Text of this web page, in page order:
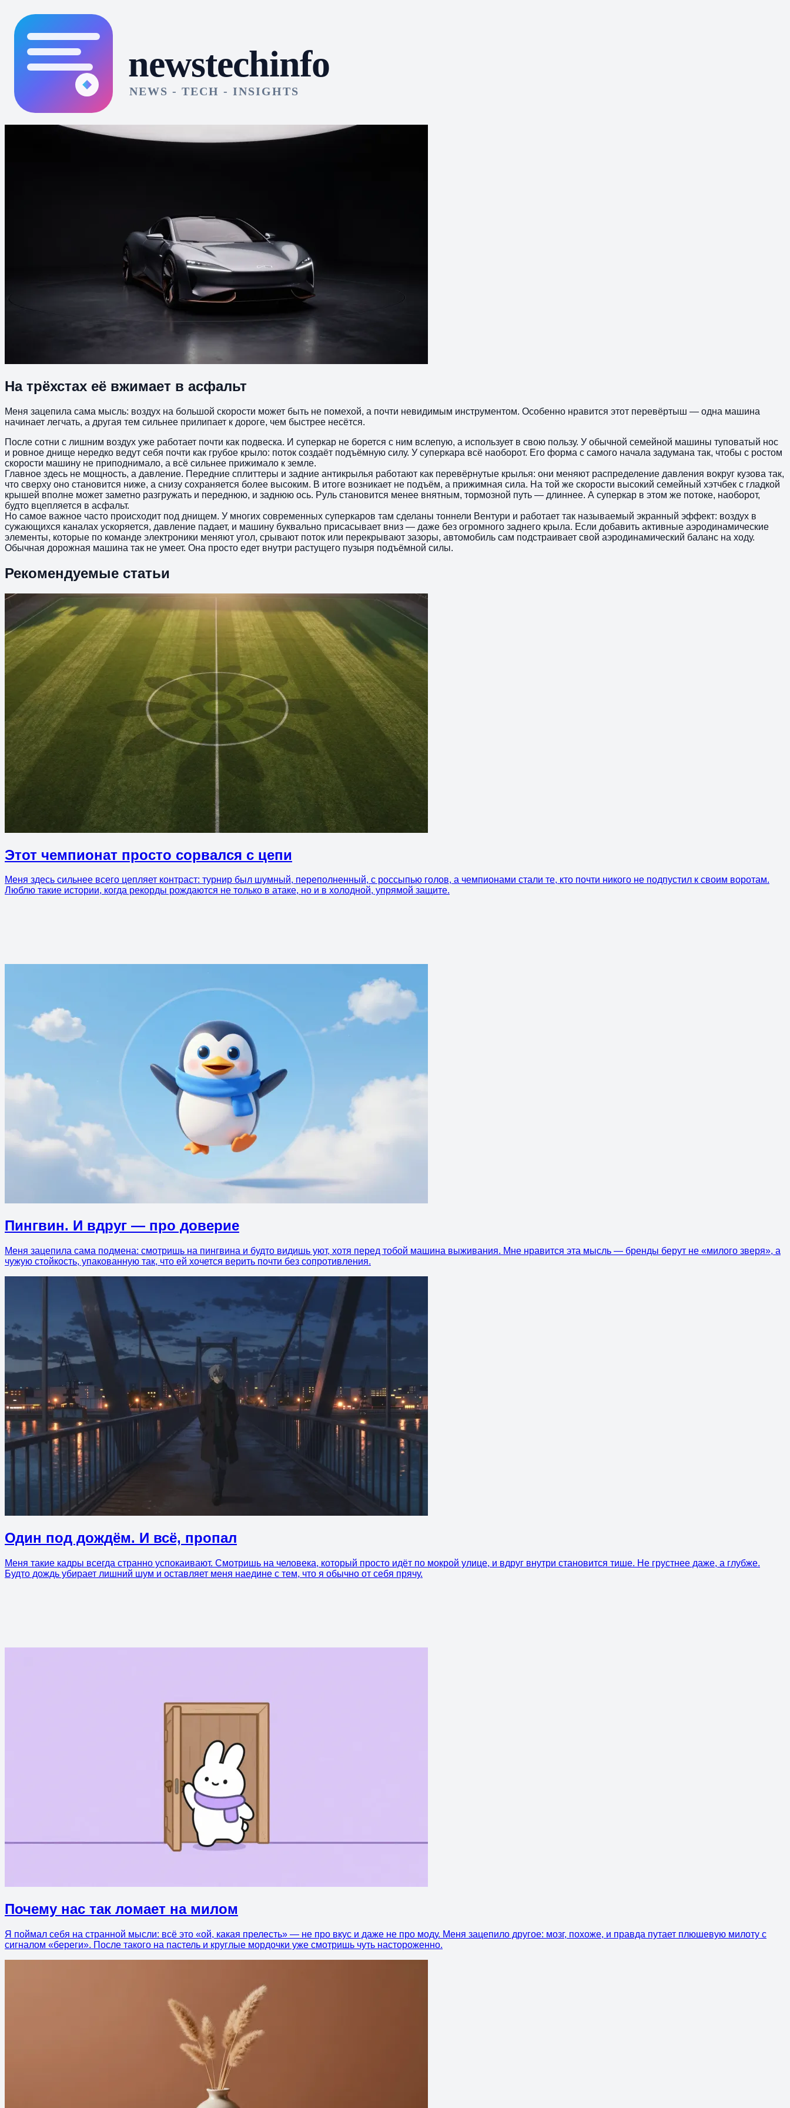
На трёхстах её вжимает в асфальт
Меня зацепила сама мысль: воздух на большой скорости может быть не помехой, а почти невидимым инструментом. Особенно нравится этот перевёртыш — одна машина
начинает легчать, а другая тем сильнее прилипает к дороге, чем быстрее несётся.
После сотни с лишним воздух уже работает почти как подвеска. И суперкар не борется с ним вслепую, а использует в свою пользу. У обычной семейной машины туповатый нос
и ровное днище нередко ведут себя почти как грубое крыло: поток создаёт подъёмную силу. У суперкара всё наоборот. Его форма с самого начала задумана так, чтобы с ростом
скорости машину не приподнимало, а всё сильнее прижимало к земле.
Главное здесь не мощность, а давление. Передние сплиттеры и задние антикрылья работают как перевёрнутые крылья: они меняют распределение давления вокруг кузова так,
что сверху оно становится ниже, а снизу сохраняется более высоким. В итоге возникает не подъём, а прижимная сила. На той же скорости высокий семейный хэтчбек с гладкой
крышей вполне может заметно разгружать и переднюю, и заднюю ось. Руль становится менее внятным, тормозной путь — длиннее. А суперкар в этом же потоке, наоборот,
будто вцепляется в асфальт.
Но самое важное часто происходит под днищем. У многих современных суперкаров там сделаны тоннели Вентури и работает так называемый экранный эффект: воздух в
сужающихся каналах ускоряется, давление падает, и машину буквально присасывает вниз — даже без огромного заднего крыла. Если добавить активные аэродинамические
элементы, которые по команде электроники меняют угол, срывают поток или перекрывают зазоры, автомобиль сам подстраивает свой аэродинамический баланс на ходу.
Обычная дорожная машина так не умеет. Она просто едет внутри растущего пузыря подъёмной силы.
Рекомендуемые статьи
Этот чемпионат просто сорвался с цепи
Меня здесь сильнее всего цепляет контраст: турнир был шумный, переполненный, с россыпью голов, а чемпионами стали те, кто почти никого не подпустил к своим воротам.
Люблю такие истории, когда рекорды рождаются не только в атаке, но и в холодной, упрямой защите.
Пингвин. И вдруг — про доверие
Меня зацепила сама подмена: смотришь на пингвина и будто видишь уют, хотя перед тобой машина выживания. Мне нравится эта мысль — бренды берут не «милого зверя», а
чужую стойкость, упакованную так, что ей хочется верить почти без сопротивления.
Один под дождём. И всё, пропал
Меня такие кадры всегда странно успокаивают. Смотришь на человека, который просто идёт по мокрой улице, и вдруг внутри становится тише. Не грустнее даже, а глубже.
Будто дождь убирает лишний шум и оставляет меня наедине с тем, что я обычно от себя прячу.
Почему нас так ломает на милом
Я поймал себя на странной мысли: всё это «ой, какая прелесть» — не про вкус и даже не про моду. Меня зацепило другое: мозг, похоже, и правда путает плюшевую милоту с
сигналом «береги». После такого на пастель и круглые мордочки уже смотришь чуть настороженно.